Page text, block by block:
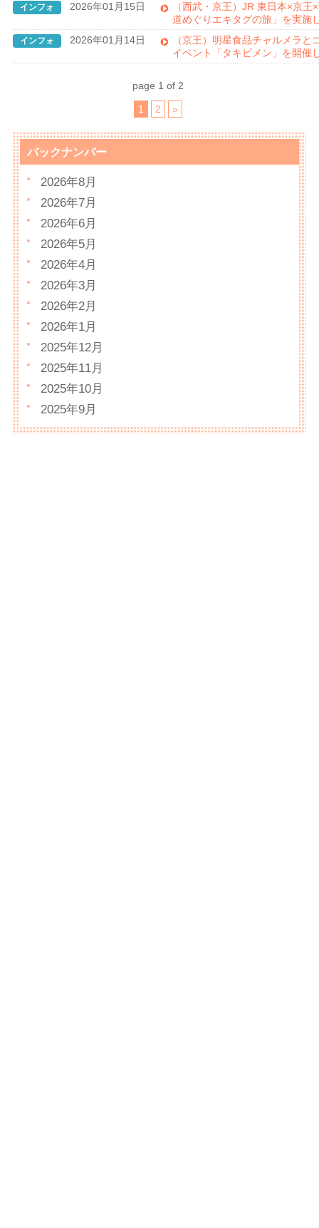
インフォ 2026年01月15日
（西武・京王）JR 東日本×京
道めぐりエキタグの旅」を実施
インフォ 2026年01月14日
（京王）明星食品チャルメラ
イベント「タキビメン」を開催
page 1 of 2
1 2 »
バックナンバー
2026年8月
2026年7月
2026年6月
2026年5月
2026年4月
2026年3月
2026年2月
2026年1月
2025年12月
2025年11月
2025年10月
2025年9月